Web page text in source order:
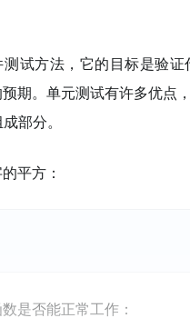
试方法，它的目标是验
期。单元测试有许多优点
部分。
平方：
是否能正常工作：